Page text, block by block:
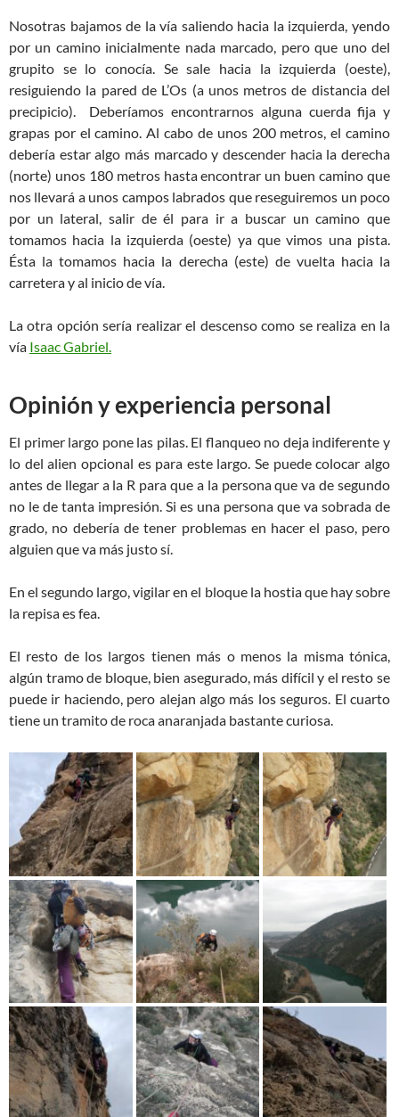
Nosotras bajamos de la vía saliendo hacia la izquierda, yendo
por un camino inicialmente nada marcado, pero que uno del
grupito se lo conocía. Se sale hacia la izquierda (oeste),
resiguiendo la pared de L’Os (a unos metros de distancia del
precipicio). Deberíamos encontrarnos alguna cuerda fija y
grapas por el camino. Al cabo de unos 200 metros, el camino
debería estar algo más marcado y descender hacia la derecha
(norte) unos 180 metros hasta encontrar un buen camino que
nos llevará a unos campos labrados que reseguiremos un poco
por un lateral, salir de él para ir a buscar un camino que
tomamos hacia la izquierda (oeste) ya que vimos una pista.
Ésta la tomamos hacia la derecha (este) de vuelta hacia la
carretera y al inicio de vía.
La otra opción sería realizar el descenso como se realiza en la
vía Isaac Gabriel.
Opinión y experiencia personal
El primer largo pone las pilas. El flanqueo no deja indiferente y
lo del alien opcional es para este largo. Se puede colocar algo
antes de llegar a la R para que a la persona que va de segundo
no le de tanta impresión. Si es una persona que va sobrada de
grado, no debería de tener problemas en hacer el paso, pero
alguien que va más justo sí.
En el segundo largo, vigilar en el bloque la hostia que hay sobre
la repisa es fea.
El resto de los largos tienen más o menos la misma tónica,
algún tramo de bloque, bien asegurado, más difícil y el resto se
puede ir haciendo, pero alejan algo más los seguros. El cuarto
tiene un tramito de roca anaranjada bastante curiosa.